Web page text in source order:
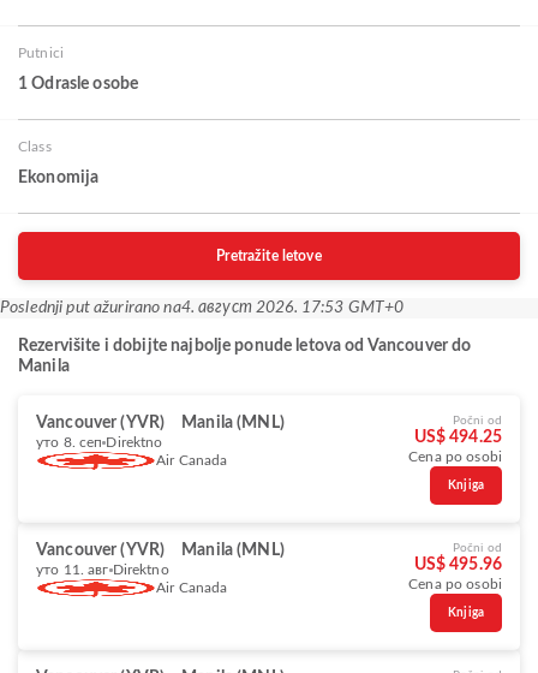
Putnici
1 Odrasle osobe
Class
Ekonomija
Pretražite letove
Poslednji put ažurirano na4. август 2026. 17:53 GMT+0
Rezervišite i dobijte najbolje ponude letova od Vancouver do
Manila
Vancouver (YVR) Manila (MNL)
уто 8. сеп Direktno
Air Canada
Počni od
US$ 494.25
Cena po osobi
Knjiga
Vancouver (YVR) Manila (MNL)
уто 11. авг Direktno
Air Canada
Počni od
US$ 495.96
Cena po osobi
Knjiga